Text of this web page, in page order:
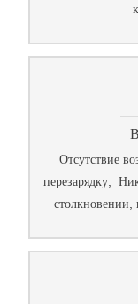
Отсутствие
перезарядку;
столкновении,